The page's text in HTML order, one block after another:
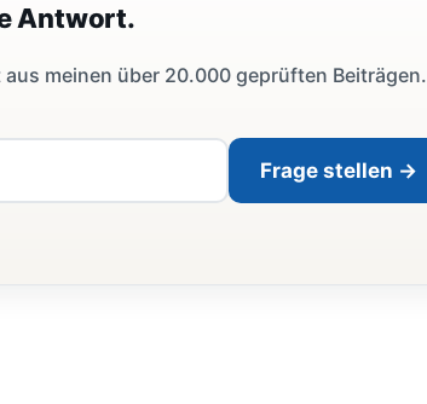
Antwort.
meinen über 20.000 geprüften Beiträgen.
Frage stellen →